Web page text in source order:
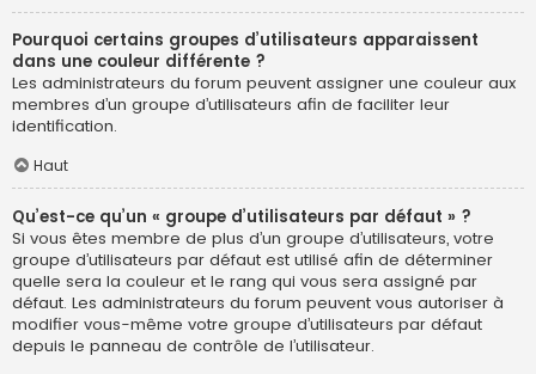
Pourquoi certains groupes d’utilisateurs apparaissent
dans une couleur différente ?
Les administrateurs du forum peuvent assigner une couleur aux
membres d’un groupe d’utilisateurs afin de faciliter leur
identification.
Haut
Qu’est-ce qu’un « groupe d’utilisateurs par défaut » ?
Si vous êtes membre de plus d’un groupe d’utilisateurs, votre
groupe d’utilisateurs par défaut est utilisé afin de déterminer
quelle sera la couleur et le rang qui vous sera assigné par
défaut. Les administrateurs du forum peuvent vous autoriser à
modifier vous-même votre groupe d’utilisateurs par défaut
depuis le panneau de contrôle de l’utilisateur.